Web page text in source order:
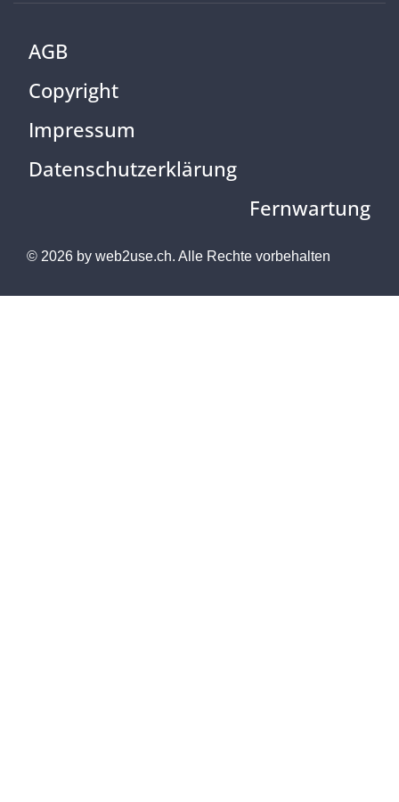
AGB
Copyright
Impressum
Datenschutzerklärung
Fernwartung
© 2026 by web2use.ch. Alle Rechte vorbehalten